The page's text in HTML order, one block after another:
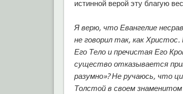
истинной верой эту благую
Я верю, что Евангелие
не говорил так, как
Его Тело и пречистая Его
существо отказывается
разумно»? Не ручаюсь, что
Толстой в своем знаменитом